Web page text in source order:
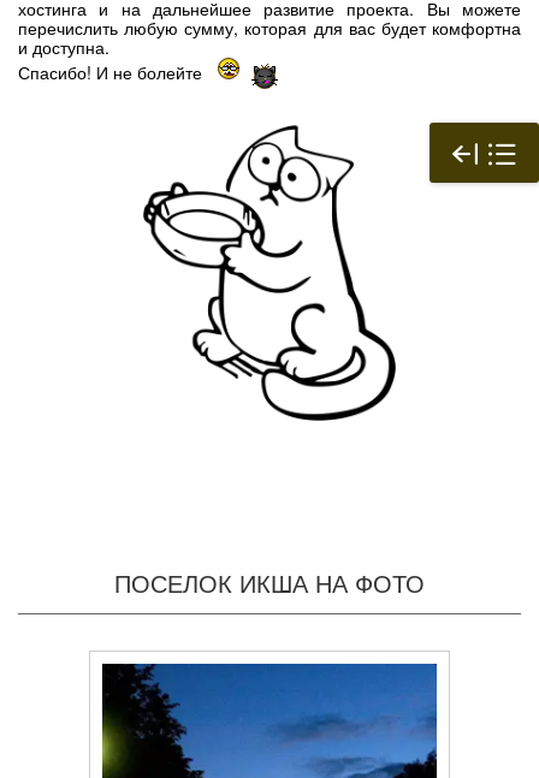
хостинга и на дальнейшее развитие проекта. Вы можете
перечислить любую сумму, которая для вас будет комфортна
и доступна.
Спасибо! И не болейте
ПОСЕЛОК ИКША НА ФОТО